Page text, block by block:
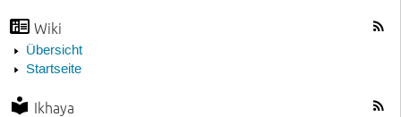
Wiki
Übersicht
Startseite
Ikhaya